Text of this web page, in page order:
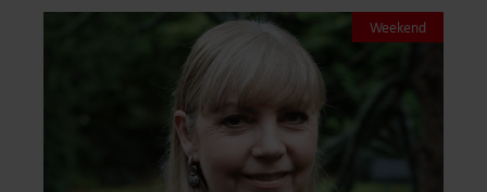
Weekend